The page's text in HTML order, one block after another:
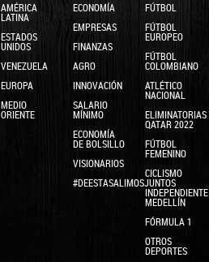
AMÉRICA
LATINA
ESTADOS
UNIDOS
VENEZUELA
EUROPA
MEDIO
ORIENTE
ECONOMÍA
EMPRESAS
FINANZAS
AGRO
INNOVACIÓN
SALARIO
MÍNIMO
ECONOMÍA
DE BOLSILLO
VISIONARIOS
#DEESTASALIMOSJUNTOS
FÚTBOL
FÚTBOL
EUROPEO
FÚTBOL
COLOMBIANO
ATLÉTICO
NACIONAL
ELIMINATORIAS
QATAR 2022
FÚTBOL
FEMENINO
CICLISMO
INDEPENDIENTE
MEDELLÍN
FÓRMULA 1
OTROS
DEPORTES